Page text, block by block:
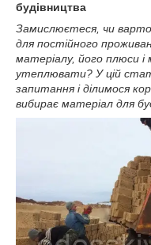
будівництва
Замислюєтеся, чи варто
для постійного
матеріалу, його плюси і
утеплювати? У цій
запитання і ділимося
вибирає матеріал для